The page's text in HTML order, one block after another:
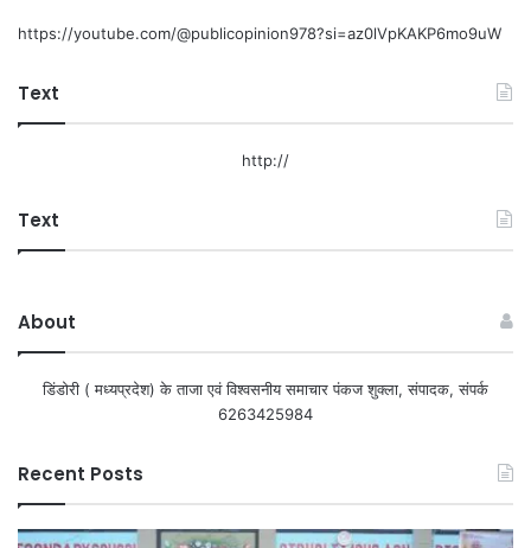
https://youtube.com/@publicopinion978?si=az0lVpKAKP6mo9uW
Text
http://
Text
About
डिंडोरी ( मध्यप्रदेश) के ताजा एवं विश्वसनीय समाचार पंकज शुक्ला, संपादक, संपर्क
6263425984
Recent Posts